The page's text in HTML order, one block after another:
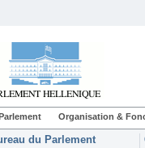
Organisation &
du Parlement